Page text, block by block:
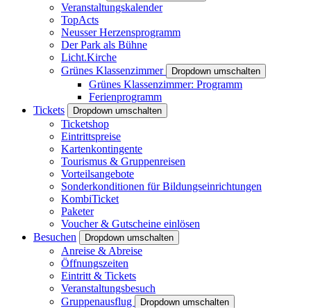
Veranstaltungskalender
TopActs
Neusser Herzensprogramm
Der Park als Bühne
Licht.Kirche
Grünes Klassenzimmer
Dropdown umschalten
Grünes Klassenzimmer: Programm
Ferienprogramm
Tickets
Dropdown umschalten
Ticketshop
Eintrittspreise
Kartenkontingente
Tourismus & Gruppenreisen
Vorteilsangebote
Sonderkonditionen für Bildungseinrichtungen
KombiTicket
Paketer
Voucher & Gutscheine einlösen
Besuchen
Dropdown umschalten
Anreise & Abreise
Öffnungszeiten
Eintritt & Tickets
Veranstaltungsbesuch
Gruppenausflug
Dropdown umschalten